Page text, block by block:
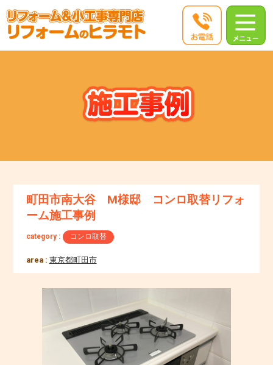
町田市南大谷 M様邸 コンロ取替リフォ
ーム施工事例
category : コンロ取替
area : 東京都町田市